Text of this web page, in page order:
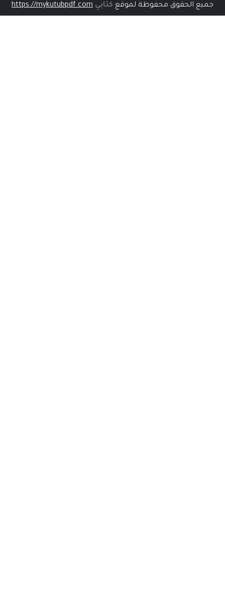
جميع الحقوق محفوظة لموقع كتابي https://mykutubpdf.com